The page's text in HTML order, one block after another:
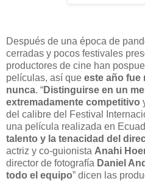
Después de una época de
cerradas y pocos festivales
productores de cine han
películas, así que este año fue
nunca. “Distinguirse en un
extremadamente competitivo
del calibre del Festival
una película realizada en
talento y la tenacidad del
actriz y co-guionista Anahi
director de fotografía Daniel
todo el equipo” dicen las